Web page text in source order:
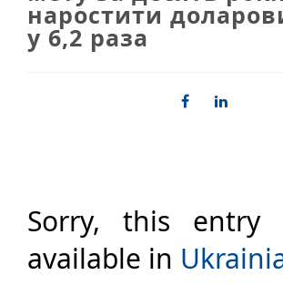
наростити
у 6,2 раза
Sorry, this entry
available in